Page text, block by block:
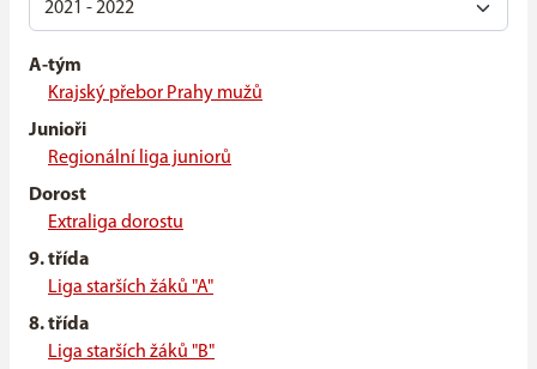
A-tým
Krajský přebor Prahy mužů
Junioři
Regionální liga juniorů
Dorost
Extraliga dorostu
9. třída
Liga starších žáků "A"
8. třída
Liga starších žáků "B"